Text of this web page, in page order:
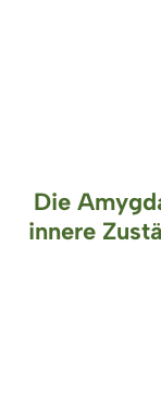
Die
innere